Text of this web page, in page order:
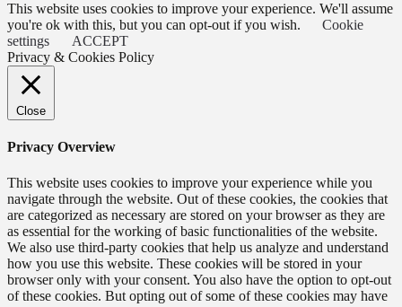
This website uses cookies to improve your experience. We'll assume
you're ok with this, but you can opt-out if you wish.
Cookie
settings
ACCEPT
Privacy & Cookies Policy
Close
Privacy Overview
This website uses cookies to improve your experience while you
navigate through the website. Out of these cookies, the cookies that
are categorized as necessary are stored on your browser as they are
as essential for the working of basic functionalities of the website.
We also use third-party cookies that help us analyze and understand
how you use this website. These cookies will be stored in your
browser only with your consent. You also have the option to opt-out
of these cookies. But opting out of some of these cookies may have